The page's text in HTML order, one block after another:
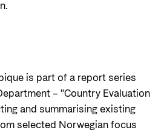
is part of a report series
– "Country Evaluation
and summarising existing
selected Norwegian focus